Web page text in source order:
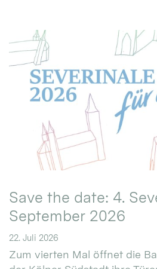
Save the date: 4.
September 2026
22. Juli 2026
Zum vierten Mal öffnet die